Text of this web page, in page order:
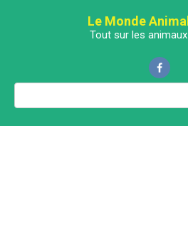
Le Monde Animal
Tout sur les animaux
Поиск: